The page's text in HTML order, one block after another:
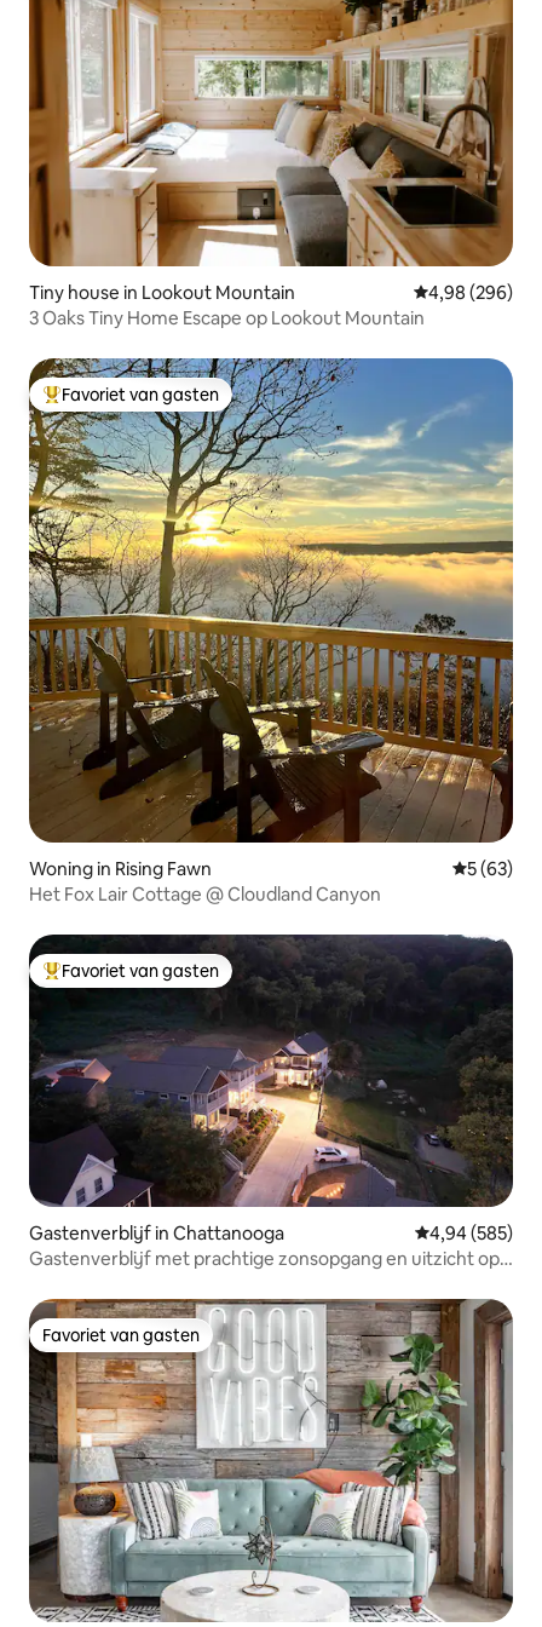
Tiny house in Lookout Mountain Gemiddelde
4,98 (296)
3 Oaks Tiny Home Escape op Lookout Mountain
Topfavoriet van gasten
Favoriet van gasten
Woning in Rising Fawn
5 (63)
Het Fox Lair Cottage @ Cloudland Canyon
Topfavoriet van gasten
Favoriet van gasten
Gastenverblijf in Chattanooga Gemiddelde
4,94 (585)
Gastenverblijf met prachtige zonsopgang en uitzicht op
Favoriet van gasten
Favoriet van gasten